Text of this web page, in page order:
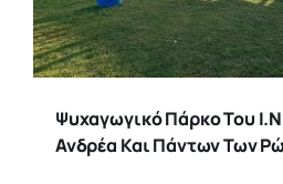
Ψυχαγωγικό Πάρκο Του
Ανδρέα Και Πάντων Των